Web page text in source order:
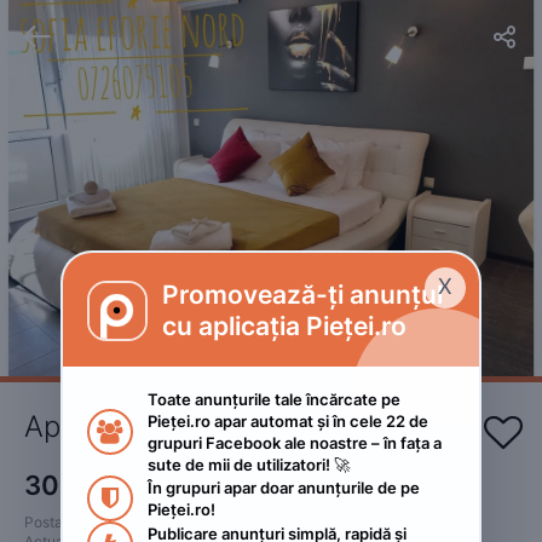
 
Apartament Sofia Eforie Nord 
300 RON
Postat
2023. aprilie 1.
X
Promovează-ți anunțul
cu aplicația Pieței.ro

Toate anunțurile tale încărcate pe
Pieței.ro apar automat și în cele 22 de
grupuri Facebook ale noastre – în fața a
sute de mii de utilizatori! 🚀

În grupuri apar doar anunțurile de pe
Pieței.ro!
Publicare anunțuri simplă, rapidă și